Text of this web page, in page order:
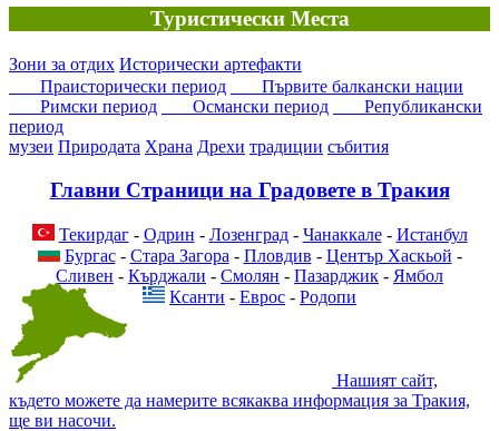
Туристически Места
Зони за отдих Исторически артефакти
Праисторически период
Първите балкански нации
Римски период
Османски период
Републикански
период
музеи Природата Храна Дрехи традиции събития
Главни Страници на Градовете в Тракия
Текирдаг- Одрин - Лозенград- Чанаккале- Истанбул
Бургас- Стара Загора - Пловдив - Център Хаскьой -
Сливен - Кърджали - Смолян - Пазарджик - Ямбол
Ксанти - Еврос - Родопи
Нашият сайт,
където можете да намерите всякаква информация за Тракия,
ще ви насочи.